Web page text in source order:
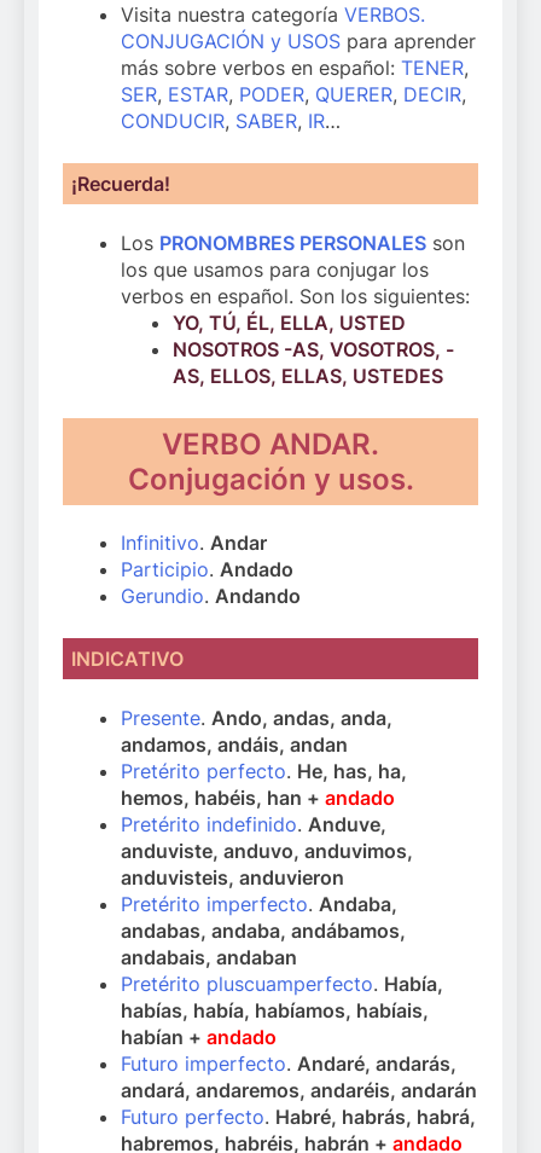
Visita nuestra categoría VERBOS.
CONJUGACIÓN y USOS para aprender
más sobre verbos en español: TENER,
SER, ESTAR, PODER, QUERER, DECIR,
CONDUCIR, SABER, IR…
¡Recuerda!
Los PRONOMBRES PERSONALES son
los que usamos para conjugar los
verbos en español. Son los siguientes:
YO, TÚ, ÉL, ELLA, USTED
NOSOTROS -AS, VOSOTROS, -
AS, ELLOS, ELLAS, USTEDES
VERBO ANDAR.
Conjugación y usos.
Infinitivo. Andar
Participio. Andado
Gerundio. Andando
INDICATIVO
Presente. Ando, andas, anda,
andamos, andáis, andan
Pretérito perfecto. He, has, ha,
hemos, habéis, han + andado
Pretérito indefinido. Anduve,
anduviste, anduvo, anduvimos,
anduvisteis, anduvieron
Pretérito imperfecto. Andaba,
andabas, andaba, andábamos,
andabais, andaban
Pretérito pluscuamperfecto. Había,
habías, había, habíamos, habíais,
habían + andado
Futuro imperfecto. Andaré, andarás,
andará, andaremos, andaréis, andarán
Futuro perfecto. Habré, habrás, habrá,
habremos, habréis, habrán + andado